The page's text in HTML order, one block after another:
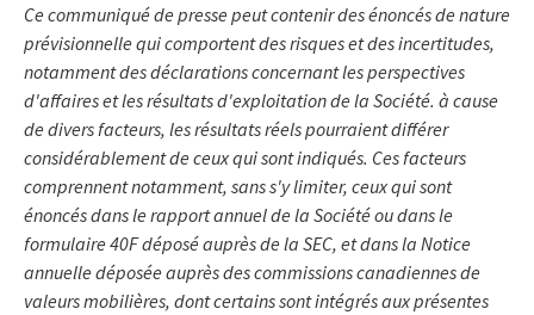
Ce communiqué de presse peut contenir des énoncés de nature
prévisionnelle qui comportent des risques et des incertitudes,
notamment des déclarations concernant les perspectives
d'affaires et les résultats d'exploitation de la Société. à cause
de divers facteurs, les résultats réels pourraient différer
considérablement de ceux qui sont indiqués. Ces facteurs
comprennent notamment, sans s'y limiter, ceux qui sont
énoncés dans le rapport annuel de la Société ou dans le
formulaire 40F déposé auprès de la SEC, et dans la Notice
annuelle déposée auprès des commissions canadiennes de
valeurs mobilières, dont certains sont intégrés aux présentes